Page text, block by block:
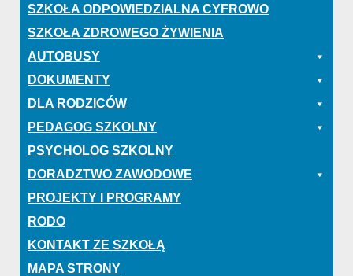
SZKOŁA ODPOWIEDZIALNA CYFROWO
SZKOŁA ZDROWEGO ŻYWIENIA
AUTOBUSY
DOKUMENTY
DLA RODZICÓW
PEDAGOG SZKOLNY
PSYCHOLOG SZKOLNY
DORADZTWO ZAWODOWE
PROJEKTY I PROGRAMY
RODO
KONTAKT ZE SZKOŁĄ
MAPA STRONY